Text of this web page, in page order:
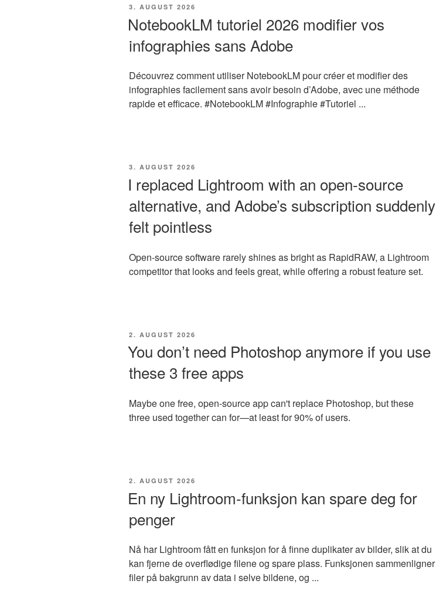
VERÖFFENTLICHT
3. AUGUST 2026
NotebookLM tutoriel 2026 modifier vos
infographies sans Adobe
Découvrez comment utiliser NotebookLM pour créer et modifier des
infographies facilement sans avoir besoin d’Adobe, avec une méthode
rapide et efficace. #NotebookLM #Infographie #Tutoriel ...
VERÖFFENTLICHT
3. AUGUST 2026
I replaced Lightroom with an open-source
alternative, and Adobe’s subscription suddenly
felt pointless
Open-source software rarely shines as bright as RapidRAW, a Lightroom
competitor that looks and feels great, while offering a robust feature set.
VERÖFFENTLICHT
2. AUGUST 2026
You don’t need Photoshop anymore if you use
these 3 free apps
Maybe one free, open-source app can't replace Photoshop, but these
three used together can for—at least for 90% of users.
VERÖFFENTLICHT
2. AUGUST 2026
En ny Lightroom-funksjon kan spare deg for
penger
Nå har Lightroom fått en funksjon for å finne duplikater av bilder, slik at du
kan fjerne de overflødige filene og spare plass. Funksjonen sammenligner
filer på bakgrunn av data i selve bildene, og ...